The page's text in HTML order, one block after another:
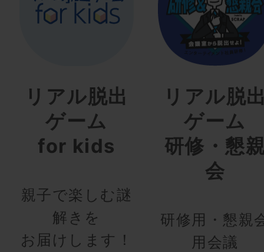
リアル脱出
ゲーム
for kids
親子で楽しむ謎
解きを
お届けします！
リアル脱
ゲーム
研修・懇
会
研修用・懇親
用会議